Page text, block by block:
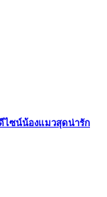
ไซน์น้องแมวสุดน่ารัก